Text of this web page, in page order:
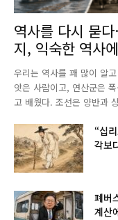
역사를 다시 묻
지, 익숙한 역사
우리는 역사를 꽤 많이 알
앗은 사람이고, 연산군은
고 배웠다. 조선은 양반과
“십
각보
폐버
계산